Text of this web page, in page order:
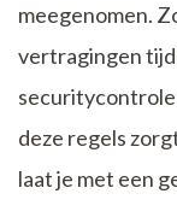
meegenomen.
vertragingen
securitycontrole
deze regels
laat je met een